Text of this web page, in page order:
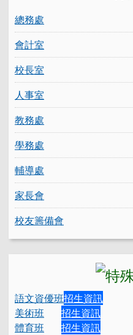
總務處
會計室
校長室
人事室
教務處
學務處
輔導處
家長會
校友籌備會
語文資優班招生資訊
美術班
招生資訊
體育班
招生資訊